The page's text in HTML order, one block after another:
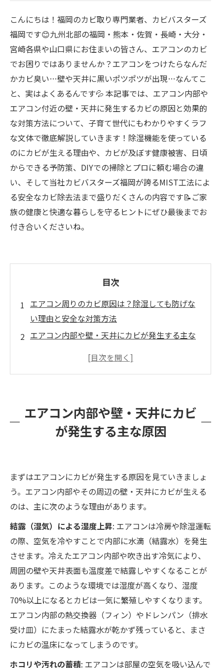
こんにちは！福岡のカビ取り専門業者、カビバスターズ
福岡です😊九州北部の福岡・熊本・佐賀・長崎・大分・
宮崎各県や山口県にお住まいの皆さん、エアコンのカビ
でお困りではありませんか？エアコンをつけたらなんだ
かカビ臭い…壁や天井に黒いポツポツが出現…なんてこ
と、実はよくあるんです💦 本記事では、エアコン内部や
エアコン付近の壁・天井に発生するカビの原因と効果的
な対策方法について、子育て世代にもわかりやすくラフ
な文体で徹底解説していきます！除湿機能を使っている
のにカビが生える理由や、カビが及ぼす健康被害、日頃
からできる予防策、DIYでの掃除とプロに頼む場合の違
い、そして当社カビバスターズ福岡が誇るMIST工法によ
る安全なカビ除去法まで盛りだくさんの内容です📝ご家
族の健康と快適な暮らしを守るヒントにぜひ最後までお
付き合いくださいね。
目次
エアコン周りのカビ原因は？除湿しても防げな
い理由と安全な対策方法
エアコン内部や壁・天井にカビが発生する主な
エアコンの除湿機能を使ってもカビが発生して
も・高齢者は特に注意）
エアコンを使いながらできるカビ予防策
カビバスターズ福岡によるMIST工法でのカビ除
去＆再発防止の特徴
エアコン内部や壁・天井にカビ
が発生する主な原因
まずはエアコンにカビが発生する原因を見ていきましょ
う。エアコン内部やその周辺の壁・天井にカビが生える
のは、主に次のような理由があります。
結露（湿気）による湿度上昇: エアコンは冷房や除湿運転
の際、空気を冷やすことで内部に水滴（結露水）を発生
させます。冷えたエアコン内部や吹き出す冷気により、
周囲の壁や天井表面も温度差で結露しやすくなることが
あります。このような環境では湿度が高くなり、湿度
70%以上になるとカビは一気に繁殖しやすくなります。
エアコン内部の熱交換器（フィン）やドレンパン（排水
受け皿）にたまった結露水が乾かず残っていると、まさ
にカビの温床になってしまうのです。
ホコリや汚れの蓄積: エアコンは部屋の空気を吸い込んで